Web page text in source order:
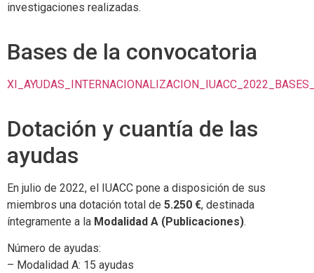
investigaciones realizadas.
Bases de la convocatoria
Dotación y cuantía de las
ayudas
En julio de 2022, el IUACC pone a disposición de sus
miembros una dotación total de 5.250 €, destinada
íntegramente a la Modalidad A (Publicaciones).
Número de ayudas:
– Modalidad A: 15 ayudas